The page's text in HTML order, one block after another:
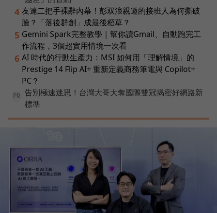
4 友達二把手裸辭內幕！彭双浪親邀的接班人為何撕破
臉？「落後群創」成最後稻草？
5 Gemini Spark完整教學｜幫你讀Gmail、自動跑完工
作流程，3個超實用情境一次看
6 AI 時代的行動生產力：MSI 如何用「理解情境」的
Prestige 14 Flip AI+ 重新定義商務筆電與 Copilot+
PC？
PR
告別極速迷思！台灣大哥大奪國際雙冠揭密好網路新
標準